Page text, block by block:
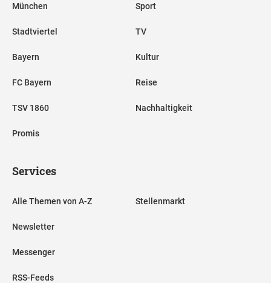
München
Stadtviertel
Bayern
FC Bayern
TSV 1860
Promis
Sport
TV
Kultur
Reise
Nachhaltigkeit
Services
Alle Themen von A-Z
Newsletter
Messenger
RSS-Feeds
Stellenmarkt